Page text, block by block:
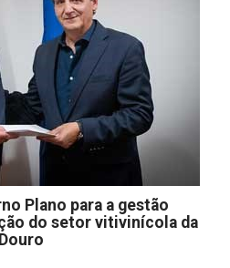
Plano para a gestão
do setor vitivinícola da